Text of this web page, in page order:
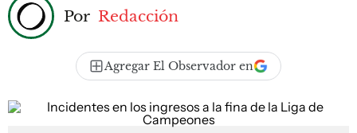
Por Redacción
Agregar El Observador en